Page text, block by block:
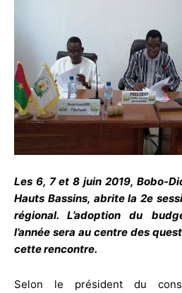
Les 6, 7 et 8 juin 2019, Bobo-
Hauts Bassins, abrite la 2e
régional. L’adoption du
l’année sera au centre des
cette rencontre.
Selon le président du